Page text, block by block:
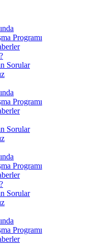
Programı
Sorular
Programı
Sorular
Programı
Sorular
Programı